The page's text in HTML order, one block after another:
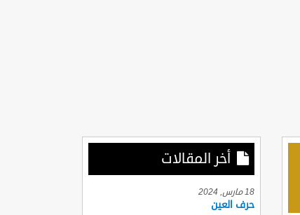
أخر المقالات
18 مارس, 2024
حرف العين